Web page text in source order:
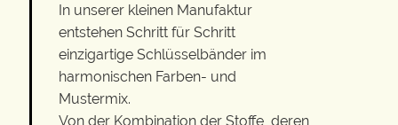
In unserer kleinen Manufaktur
entstehen Schritt für Schritt
einzigartige Schlüsselbänder im
harmonischen Farben- und
Mustermix.
Von der Kombination der Stoffe, deren